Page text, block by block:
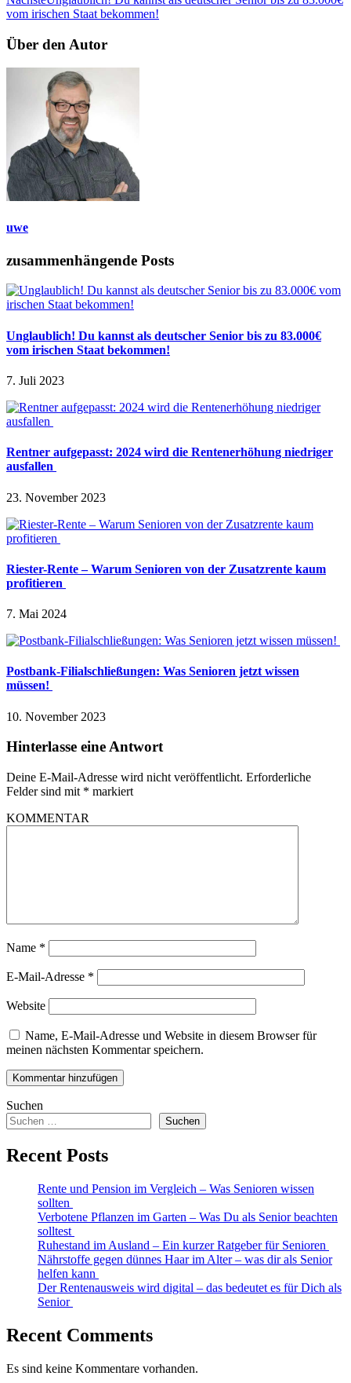
vom irischen Staat bekommen!
Über den Autor
uwe
zusammenhängende Posts
Unglaublich! Du kannst als deutscher Senior bis zu 83.000€
vom irischen Staat bekommen!
7. Juli 2023
Rentner aufgepasst: 2024 wird die Rentenerhöhung niedriger
ausfallen
23. November 2023
Riester-Rente – Warum Senioren von der Zusatzrente kaum
profitieren
7. Mai 2024
Postbank-Filialschließungen: Was Senioren jetzt wissen
müssen!
10. November 2023
Hinterlasse eine Antwort
Deine E-Mail-Adresse wird nicht veröffentlicht. Erforderliche
Felder sind mit * markiert
KOMMENTAR
Name *
E-Mail-Adresse *
Website
Name, E-Mail-Adresse und Website in diesem Browser für
meinen nächsten Kommentar speichern.
Suchen
Suchen
Recent Posts
Rente und Pension im Vergleich – Was Senioren wissen
sollten
Verbotene Pflanzen im Garten – Was Du als Senior beachten
solltest
Ruhestand im Ausland – Ein kurzer Ratgeber für Senioren
Nährstoffe gegen dünnes Haar im Alter – was dir als Senior
helfen kann
Der Rentenausweis wird digital – das bedeutet es für Dich als
Senior
Recent Comments
Es sind keine Kommentare vorhanden.